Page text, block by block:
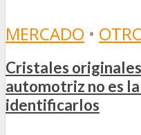
MERCADO •
Cristales
automotriz no es
identificarlos